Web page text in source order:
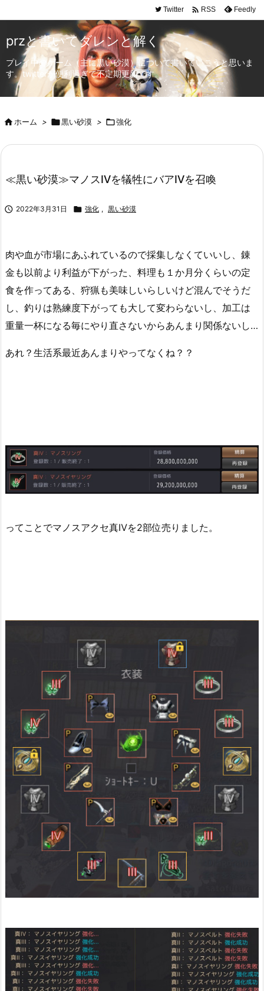
Twitter  RSS Feedly
przと書いてダレンと解く
プレイ中のゲーム（主に黒い砂漠）について書いていこうと思いま
す。twitterが便利過ぎて不定期更新です。
ホーム > 黒い砂漠 > 強化
≪黒い砂漠≫マノスⅣを犠牲にバアⅣを召喚
 2022年3月31日  強化 , 黒い砂漠
肉や血が市場にあふれているので採集しなくていいし、錬
金も以前より利益が下がった、料理も１か月分くらいの定
食を作ってある、狩猟も美味しいらしいけど混んでそうだ
し、釣りは熟練度下がっても大して変わらないし、加工は
重量一杯になる毎にやり直さないからあんまり関係ないし…
あれ？生活系最近あんまりやってなくね？？
ってことでマノスアクセ真Ⅳを2部位売りました。